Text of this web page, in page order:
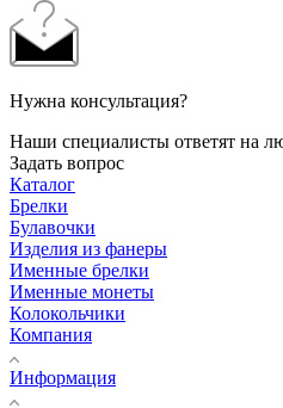
Нужна консультация?
Наши специалисты ответят на
Задать вопрос
Каталог
Брелки
Булавочки
Изделия из фанеры
Именные брелки
Именные монеты
Колокольчики
Компания
Информация